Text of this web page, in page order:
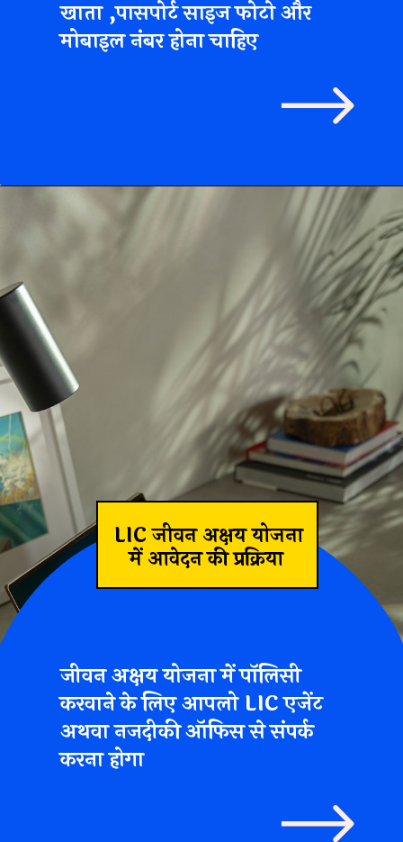
खाता ,पासपोर्ट साइज फोटो और
मोबाइल नंबर होना चाहिए
LIC जीवन अक्षय योजना
में आवेदन की प्रक्रिया
जीवन अक्षय योजना में पॉलिसी
करवाने के लिए आपलो LIC एजेंट
अथवा नजदीकी ऑफिस से संपर्क
करना होगा